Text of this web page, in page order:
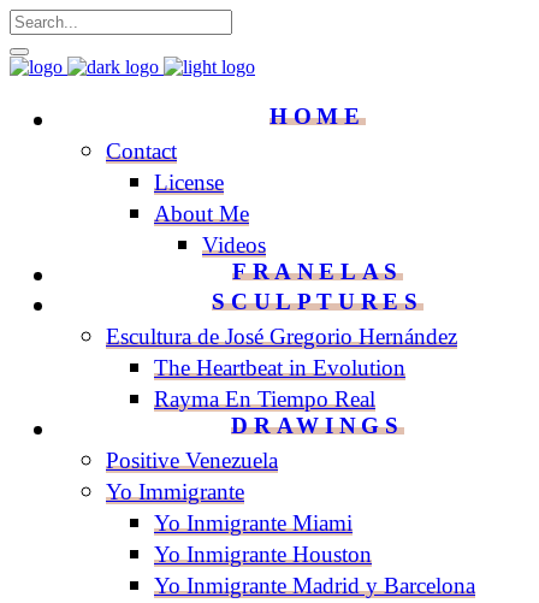
HOME
Contact
License
About Me
Videos
FRANELAS
SCULPTURES
Escultura de José Gregorio Hernández
The Heartbeat in Evolution
Rayma En Tiempo Real
DRAWINGS
Positive Venezuela
Yo Immigrante
Yo Inmigrante Miami
Yo Inmigrante Houston
Yo Inmigrante Madrid y Barcelona